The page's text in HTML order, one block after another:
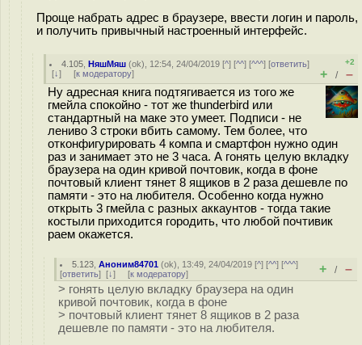
Проще набрать адрес в браузере, ввести логин и пароль,
и получить привычный настроенный интерфейс.
4.105 ,НяшМяш (ok), 12:54, 24/04/2019 [^] [^^] [^^^] [ответить]
[↓] [к модератору]
+2
+ / –
Ну адресная книга подтягивается из того же
гмейла спокойно - тот же thunderbird или
стандартный на маке это умеет. Подписи - не
лениво 3 строки вбить самому. Тем более, что
отконфигурировать 4 компа и смартфон нужно один
раз и занимает это не 3 часа. А гонять целую вкладку
браузера на один кривой почтовик, когда в фоне
почтовый клиент тянет 8 ящиков в 2 раза дешевле по
памяти - это на любителя. Особенно когда нужно
открыть 3 гмейла с разных аккаунтов - тогда такие
костыли приходится городить, что любой почтивик
раем окажется.
5.123 ,Аноним84701 (ok), 13:49, 24/04/2019 [^] [^^] [^^^]
[ответить] [↓] [к модератору] + / –
> гонять целую вкладку браузера на один
кривой почтовик, когда в фоне
> почтовый клиент тянет 8 ящиков в 2 раза
дешевле по памяти - это на любителя.